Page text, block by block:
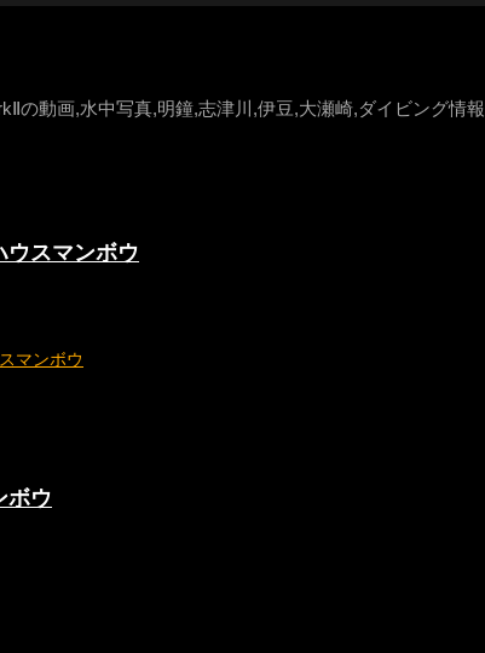
の動画,水中写真,明鐘,志津川,伊豆,大瀬崎,ダイビング情報
スマンボウ
マンボウ
ボウ